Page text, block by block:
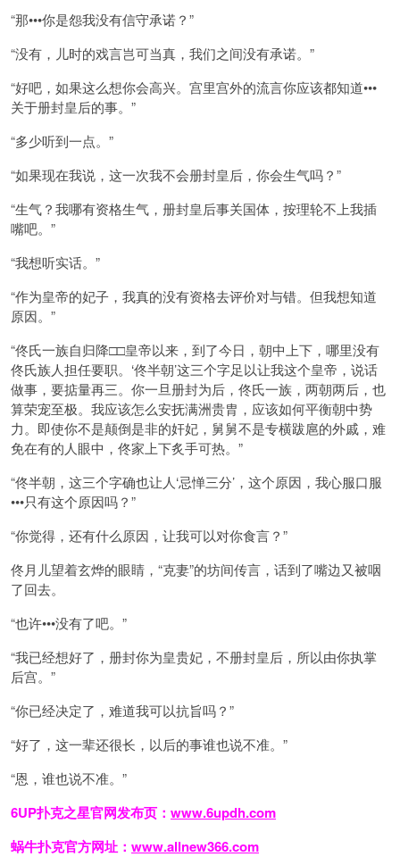
“那•••你是怨我没有信守承诺？”
“没有，儿时的戏言岂可当真，我们之间没有承诺。”
“好吧，如果这么想你会高兴。宫里宫外的流言你应该都知道•••
关于册封皇后的事。”
“多少听到一点。”
“如果现在我说，这一次我不会册封皇后，你会生气吗？”
“生气？我哪有资格生气，册封皇后事关国体，按理轮不上我插
嘴吧。”
“我想听实话。”
“作为皇帝的妃子，我真的没有资格去评价对与错。但我想知道
原因。”
“佟氏一族自归降□□皇帝以来，到了今日，朝中上下，哪里没有
佟氏族人担任要职。‘佟半朝’这三个字足以让我这个皇帝，说话
做事，要掂量再三。你一旦册封为后，佟氏一族，两朝两后，也
算荣宠至极。我应该怎么安抚满洲贵胄，应该如何平衡朝中势
力。即使你不是颠倒是非的奸妃，舅舅不是专横跋扈的外戚，难
免在有的人眼中，佟家上下炙手可热。”
“佟半朝，这三个字确也让人‘忌惮三分’，这个原因，我心服口服
•••只有这个原因吗？”
“你觉得，还有什么原因，让我可以对你食言？”
佟月儿望着玄烨的眼睛，“克妻”的坊间传言，话到了嘴边又被咽
了回去。
“也许•••没有了吧。”
“我已经想好了，册封你为皇贵妃，不册封皇后，所以由你执掌
后宫。”
“你已经决定了，难道我可以抗旨吗？”
“好了，这一辈还很长，以后的事谁也说不准。”
“恩，谁也说不准。”
6UP扑克之星官网发布页： www.6updh.com
蜗牛扑克官方网址： www.allnew366.com